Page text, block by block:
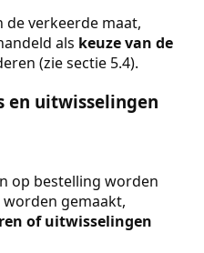
de verkeerde maat,
als keuze van de
(zie sectie 5.4).
en uitwisselingen
op bestelling worden
gemaakt,
of uitwisselingen